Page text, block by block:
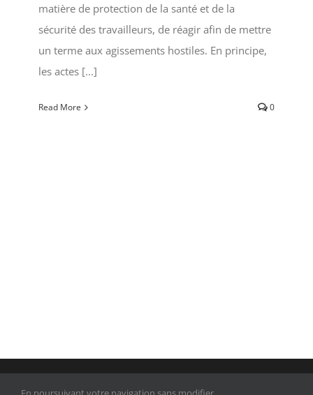
matière de protection de la santé et de la
sécurité des travailleurs, de réagir afin de mettre
un terme aux agissements hostiles. En principe,
les actes [...]
Read More 0